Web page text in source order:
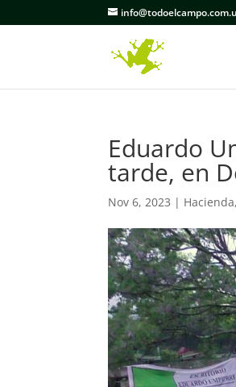
Eduardo
tarde, en
Nov 6, 2023 | Hacienda,